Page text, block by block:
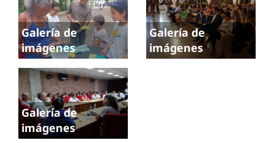
Galería de
imágenes
Galería de
imágenes
Galería de
imágenes
Programa
Conjunto NUWA